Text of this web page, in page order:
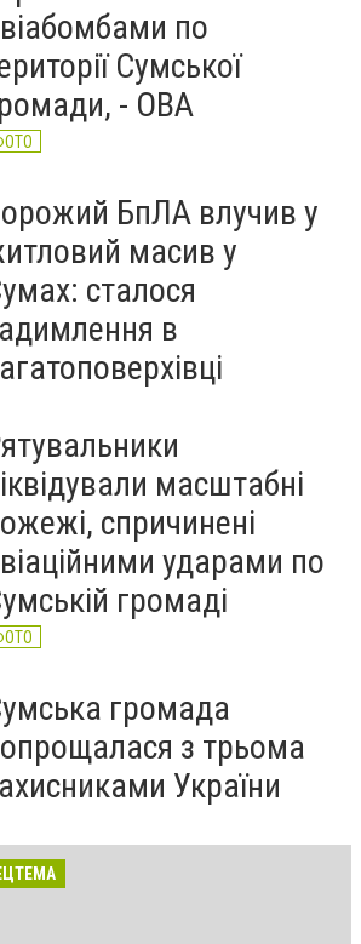
по
Сумської
- ОВА
БпЛА влучив у
масив у
сталося
в
масштабні
спричинені
ударами по
громаді
громада
з трьома
України